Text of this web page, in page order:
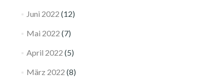
Juni 2022 (12)
Mai 2022 (7)
April 2022 (5)
März 2022 (8)